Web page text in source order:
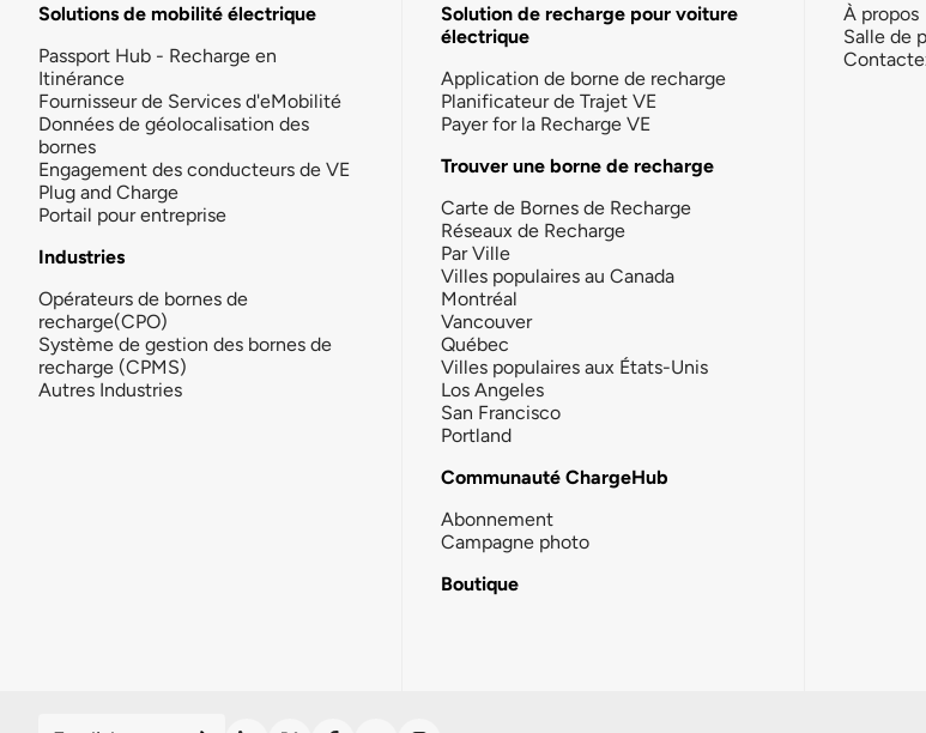
Solutions de mobilité électrique
Passport Hub - Recharge en
Itinérance
Fournisseur de Services d'eMobilité
Données de géolocalisation des
bornes
Engagement des conducteurs de VE
Plug and Charge
Portail pour entreprise
Industries
Opérateurs de bornes de
recharge(CPO)
Système de gestion des bornes de
recharge (CPMS)
Autres Industries
Solution de recharge pour voiture
électrique
Application de borne de recharge
Planificateur de Trajet VE
Payer for la Recharge VE
Trouver une borne de recharge
Carte de Bornes de Recharge
Réseaux de Recharge
Par Ville
Villes populaires au Canada
Montréal
Vancouver
Québec
Villes populaires aux États-Unis
Los Angeles
San Francisco
Portland
Communauté ChargeHub
Abonnement
Campagne photo
Boutique
À propos
Salle de